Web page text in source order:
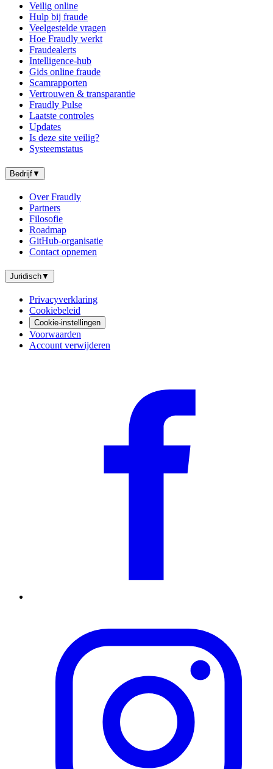
Veilig online
Hulp bij fraude
Veelgestelde vragen
Hoe Fraudly werkt
Fraudealerts
Intelligence-hub
Gids online fraude
Scamrapporten
Vertrouwen & transparantie
Fraudly Pulse
Laatste controles
Updates
Is deze site veilig?
Systeemstatus
Bedrijf▼
Over Fraudly
Partners
Filosofie
Roadmap
GitHub-organisatie
Contact opnemen
Juridisch▼
Privacyverklaring
Cookiebeleid
Cookie-instellingen
Voorwaarden
Account verwijderen